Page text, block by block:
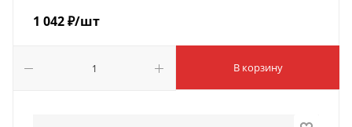
1 042₽/шт
В корзину